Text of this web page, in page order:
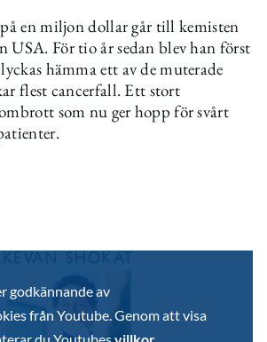
en miljon dollar går till kemisten
USA. För tio år sedan blev han först
hämma ett av de muterade
flest cancerfall. Ett stort
som nu ger hopp för svårt
godkännande av
från Youtube. Genom att visa